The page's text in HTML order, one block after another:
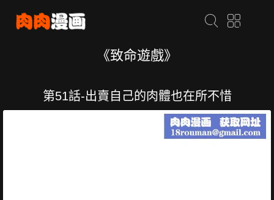
《致命遊戲》
第51話-出賣自己的肉體也在所不惜